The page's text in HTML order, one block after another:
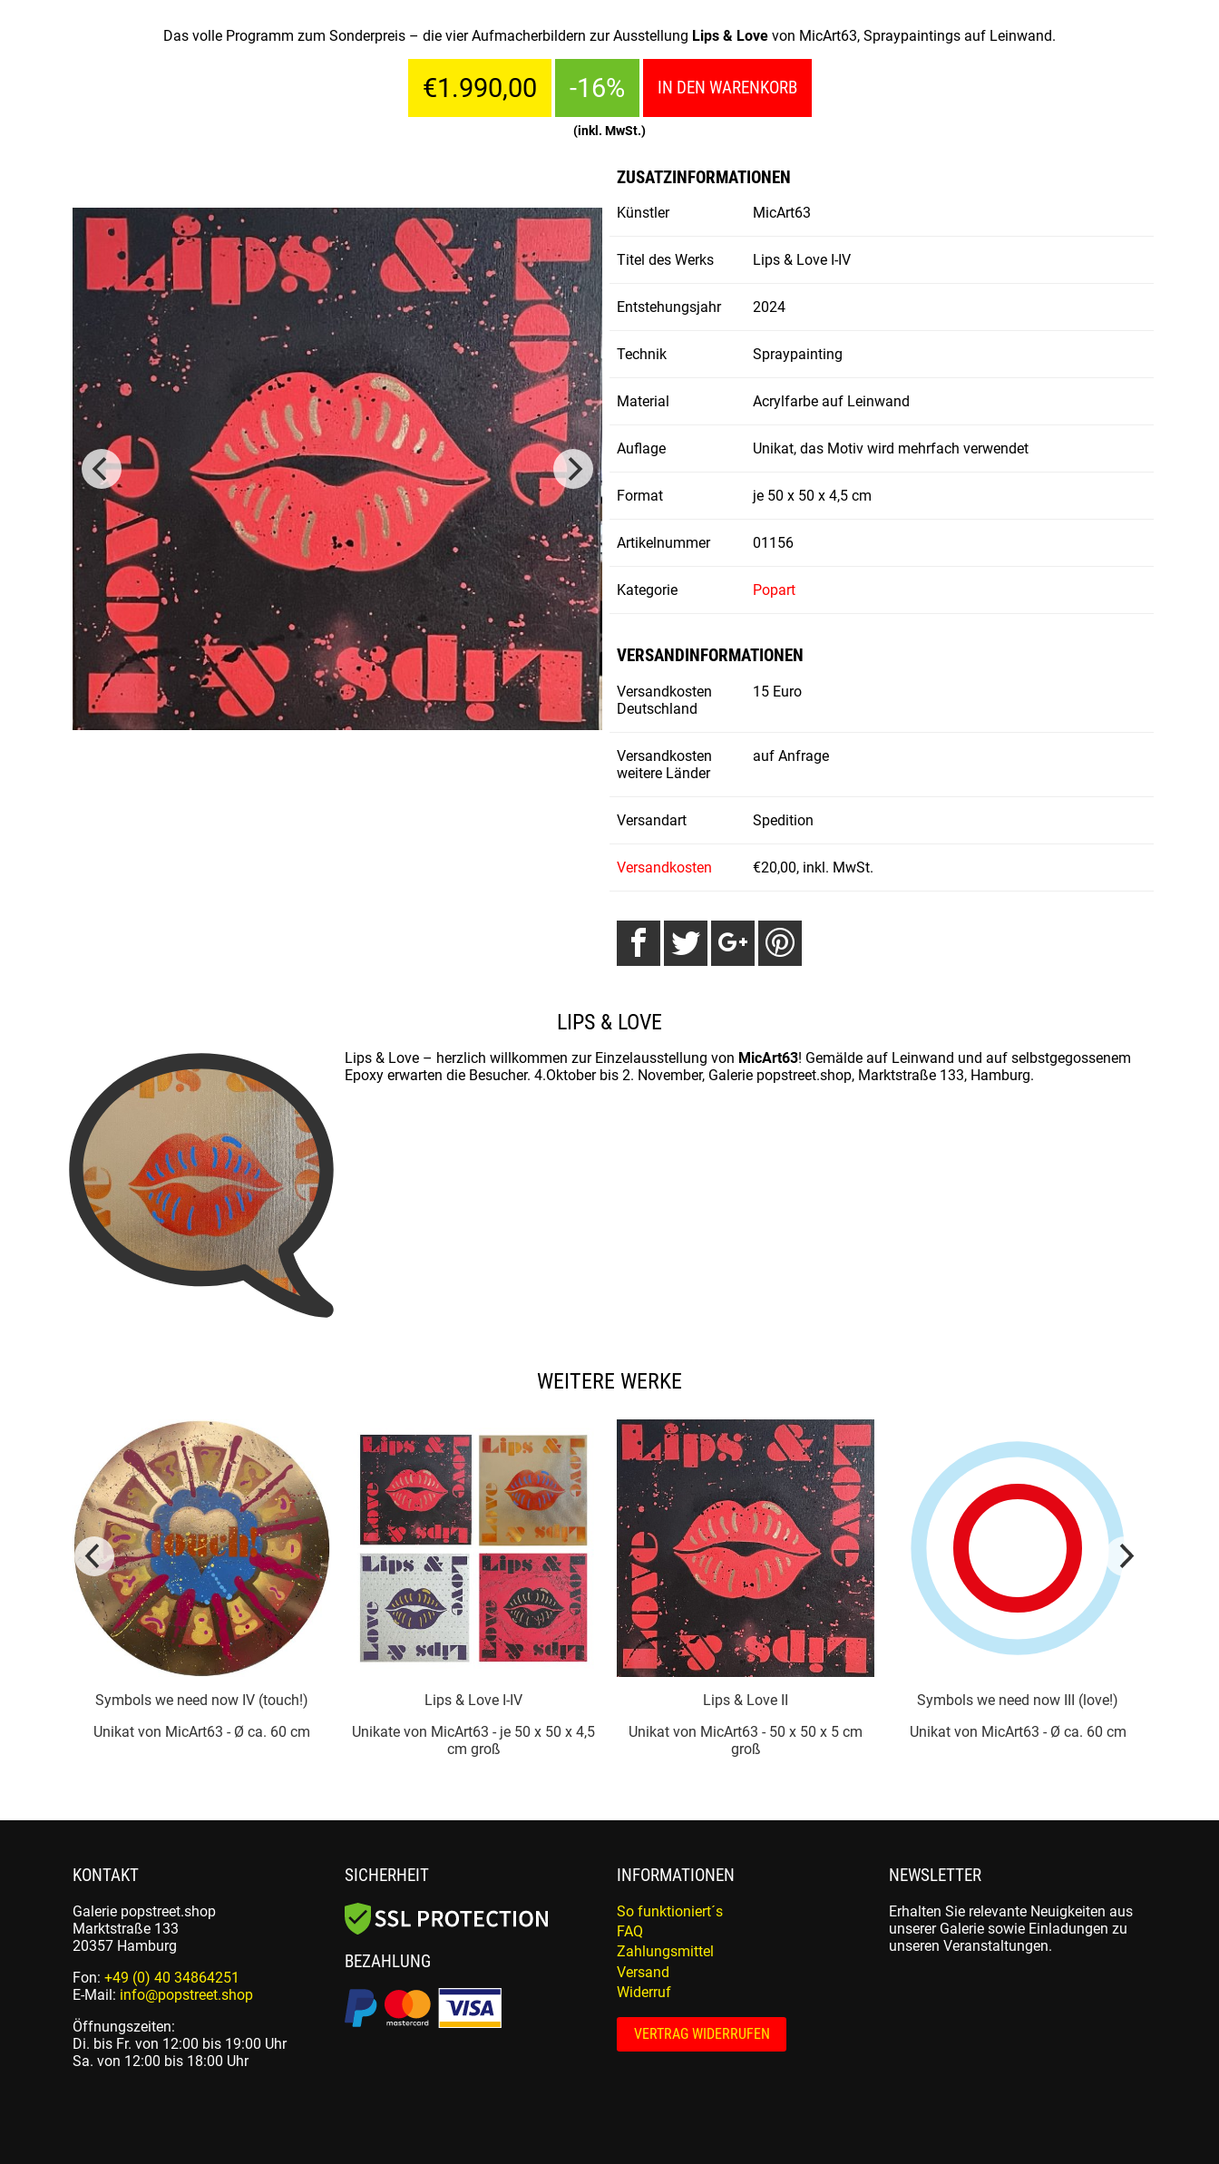
Das volle Programm zum Sonderpreis – die vier Aufmacherbildern zur Ausstellung Lips & Love von MicArt63, Spraypaintings auf Leinwand.
€1.990,00 -16% IN DEN WARENKORB
(inkl. MwSt.)
ZUSATZINFORMATIONEN
Künstler MicArt63
Titel des Werks Lips & Love I-IV
Entstehungsjahr 2024
Technik Spraypainting
Material Acrylfarbe auf Leinwand
Auflage Unikat, das Motiv wird mehrfach verwendet
Format je 50 x 50 x 4,5 cm
Artikelnummer 01156
Kategorie Popart
VERSANDINFORMATIONEN
Versandkosten
Deutschland
15 Euro
Versandkosten
weitere Länder
auf Anfrage
Versandart Spedition
Versandkosten €20,00, inkl. MwSt.
LIPS & LOVE
Lips & Love – herzlich willkommen zur Einzelausstellung von MicArt63! Gemälde auf Leinwand und auf selbstgegossenem
Epoxy erwarten die Besucher. 4.Oktober bis 2. November, Galerie popstreet.shop, Marktstraße 133, Hamburg.
WEITERE WERKE
we need now IV (touch!)
von MicArt63 - Ø ca. 60 cm
Unikate von MicArt63 - je 50 x 50 x 4,5
Unikat von MicArt63 - 50 x 50 x 5 cm
Symbols we need now III (love!)
Unikat von MicArt63 - Ø ca. 60 cm
Symbols we need
Unikat von MicArt63
Galerie popstreet.shop
Marktstraße 133
Fon:+49 (0) 40 34864251
Öffnungszeiten:
Di. bis Fr. von 12:00 bis 19:00 Uhr
So funktioniert´s
FAQ
Zahlungsmittel
Versand
VERTRAG WIDERRUFEN
Erhalten Sie relevante Neuigkeiten aus
unserer Galerie sowie Einladungen zu